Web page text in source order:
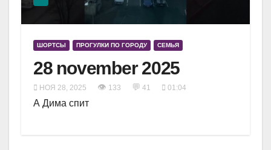
ШОРТСЫ ПРОГУЛКИ ПО ГОРОДУ СЕМЬЯ
28 november 2025
НОЯ 28, 2025 👁 133 💬 41 01:04
А Дима спит